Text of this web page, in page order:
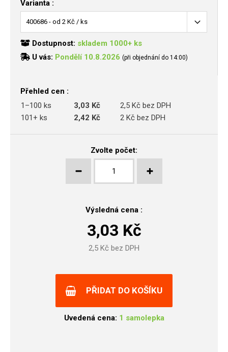
Varianta :
Dostupnost: skladem 1000+ ks
U vás: Pondělí 10.8.2026 (při objednání do 14:00)
Přehled cen :
1–100 ks
3,03 Kč
2,5 Kč bez DPH
101+ ks
2,42 Kč 2 Kč bez DPH
Zvolte počet:
Výsledná cena :
3,03 Kč
2,5 Kč bez DPH
PŘIDAT DO KOŠÍKU
Uvedená cena: 1 samolepka